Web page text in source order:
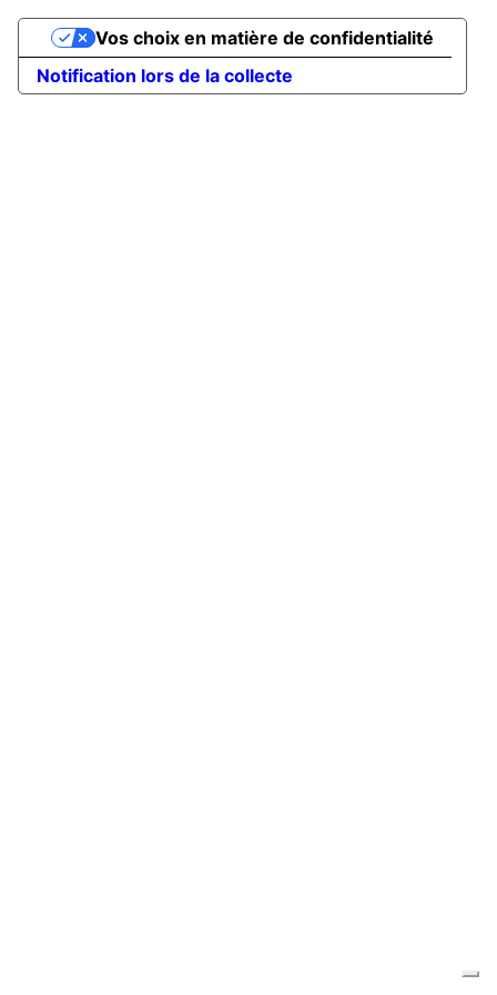
Notification lors de la collecte
Vos choix en matière de confidentialité